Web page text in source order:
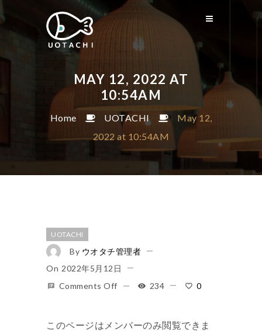
MAY 12, 2022 AT
10:54AM
Home UOTACHI
May 12,
2022 at 10:54AM
UOTACHI
By ウオタチ管理者
On 2022年5月12日
Comments Off
234 0
このページはメンバーのみ閲覧できま